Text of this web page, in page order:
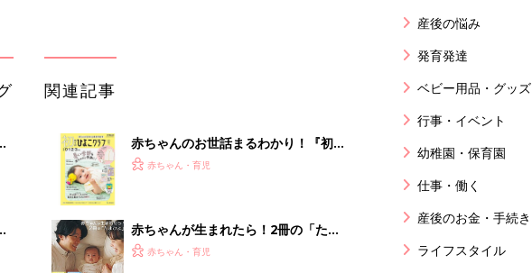
関連記事
赤ちゃんのお世話まるわかり！『初め
てのひよこクラブ 夏号』〈巻頭大特
赤ちゃん・育児
赤ちゃんが生まれたら！2冊の「たま
ひよ」
赤ちゃん・育児
産後の悩み
発育発達
ベビー用品・グッズ
行事・イベント
幼稚園・保育園
仕事・働く
産後のお金・手続き
ライフスタイル